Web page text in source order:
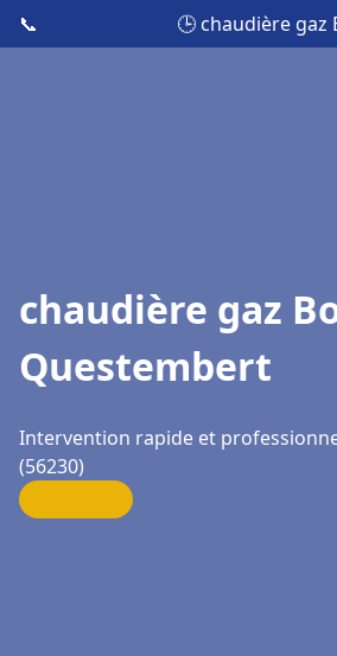
📞 🕒 chaudière
chaudière gaz
Questembert
Intervention rapide et
(56230)